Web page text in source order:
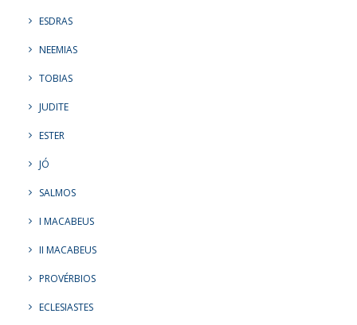
ESDRAS
NEEMIAS
TOBIAS
JUDITE
ESTER
JÓ
SALMOS
I MACABEUS
II MACABEUS
PROVÉRBIOS
ECLESIASTES